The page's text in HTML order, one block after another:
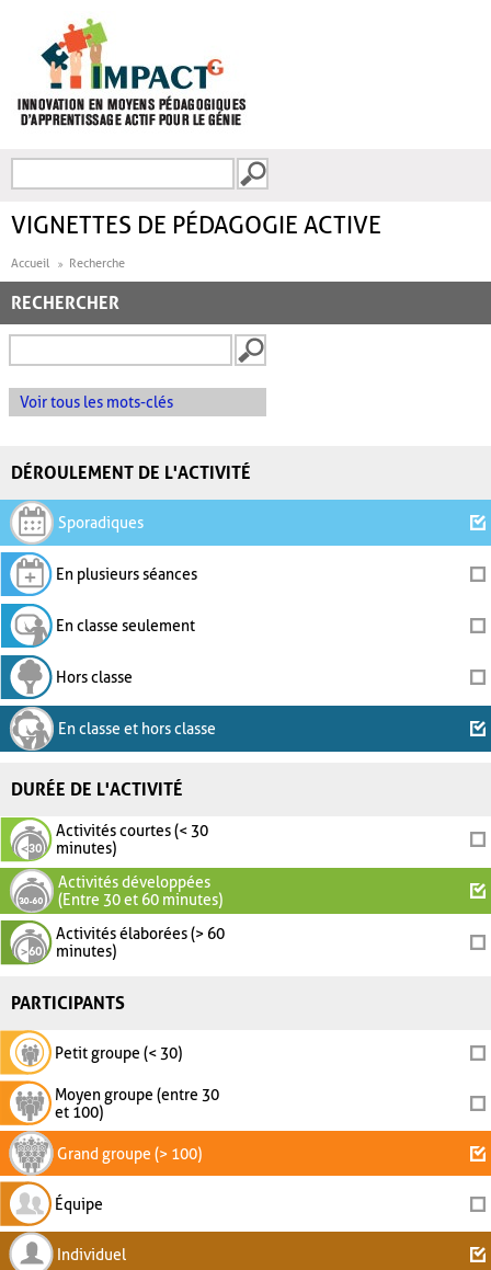
FORMULAIRE DE
VIGNETTES DE PÉDAGOGIE ACTIVE
Accueil Recherche
RECHERCHER
Voir tous les mots-clés
DÉROULEMENT DE L'ACTIVITÉ
Sporadiques
En plusieurs séances
En classe seulement
Hors classe
En classe et hors classe
DURÉE DE L'ACTIVITÉ
Activités courtes (< 30
minutes)
Activités développées
(Entre 30 et 60 minutes)
Activités élaborées (> 60
minutes)
PARTICIPANTS
Petit groupe (< 30)
Moyen groupe (entre 30
et 100)
Grand groupe (> 100)
Équipe
Individuel